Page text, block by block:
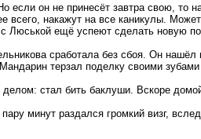
он не принесёт завтра свою, то
всего, накажут на все каникулы.
ещё успеют сделать новую
сработала без сбоя. Он
терзал поделку своими
стал бить баклуши. Вскоре
минут раздался громкий визг,